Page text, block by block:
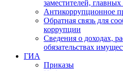
заместителей, главных
Антикоррупционное
Обратная связь для
коррупции
Сведения о доходах,
обязательствах
ГИА
Приказы